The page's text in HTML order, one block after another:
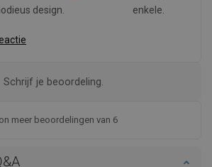
design.
enkele.
meer beoordelingen van 6
Schrijf je beoordeling.